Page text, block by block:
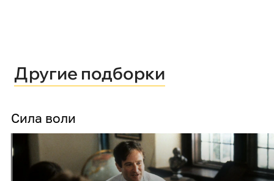
Другие подборки
Сила воли